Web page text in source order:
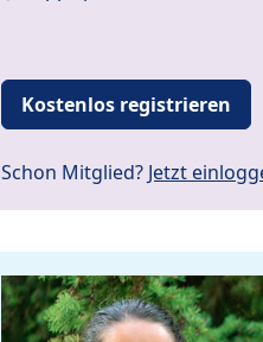
Kostenlos registrieren
Schon Mitglied? Jetzt